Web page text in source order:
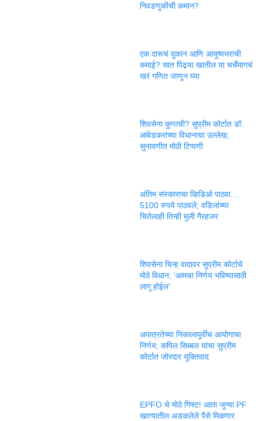
निवडणुकीची कमान?
एक दारूचं दुकान आणि आयुष्यभराची
कमाई? सात पिढ्या खातील या चर्चेमागचं
खरं गणित जाणून घ्या
शिवसेना कुणाची? सुप्रीम कोर्टात डॉ.
आंबेडकरांच्या विधानाचा उल्लेख;
सुनावणीत मोठी टिप्पणी
अंतिम संस्काराचा व्हिडिओ पाठवा…
5100 रुपये पाठवले; वडिलांच्या
चितेलाही तिन्ही मुली गैरहजर
शिवसेना चिन्ह वादावर सुप्रीम कोर्टाचे
मोठे विधान; ‘आमचा निर्णय भविष्यासाठी
लागू होईल’
अपात्रतेच्या निकालापूर्वीच आयोगाचा
निर्णय; कपिल सिब्बल यांचा सुप्रीम
कोर्टात जोरदार युक्तिवाद
EPFO चे मोठे गिफ्ट! आता जुन्या PF
खात्यातील अडकलेले पैसे मिळणार